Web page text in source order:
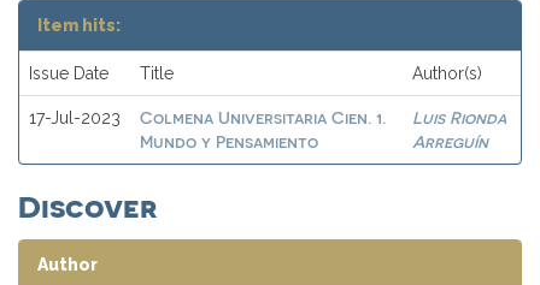
Item hits:
Issue Date Title Author(s)
17-Jul-2023
Colmena Universitaria Cien. 1.
Mundo y Pensamiento
Luis Rionda
Arreguín
Discover
Author